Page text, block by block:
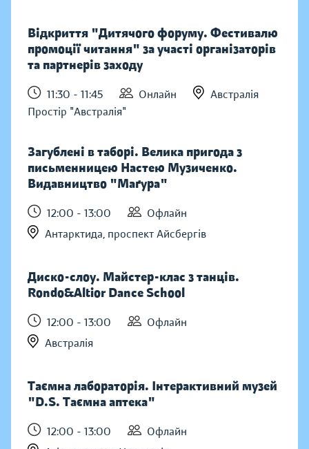
Відкриття "Дитячого форуму. Фестивалю
промоції читання" за участі організаторів
та партнерів заходу
11:30 - 11:45 Онлайн
Австралія
Простір "Австралія"
Загублені в таборі. Велика пригода з
письменницею Настею Музиченко.
Видавництво "Маґура"
12:00 - 13:00
Офлайн
Антарктида, проспект Айсбергів
Диско-слоу. Майстер-клас з танців.
Rondo&Altior Dance School
12:00 - 13:00
Офлайн
Австралія
Таємна лабораторія. Інтерактивний музей
"D.S. Таємна аптека"
12:00 - 13:00
Офлайн